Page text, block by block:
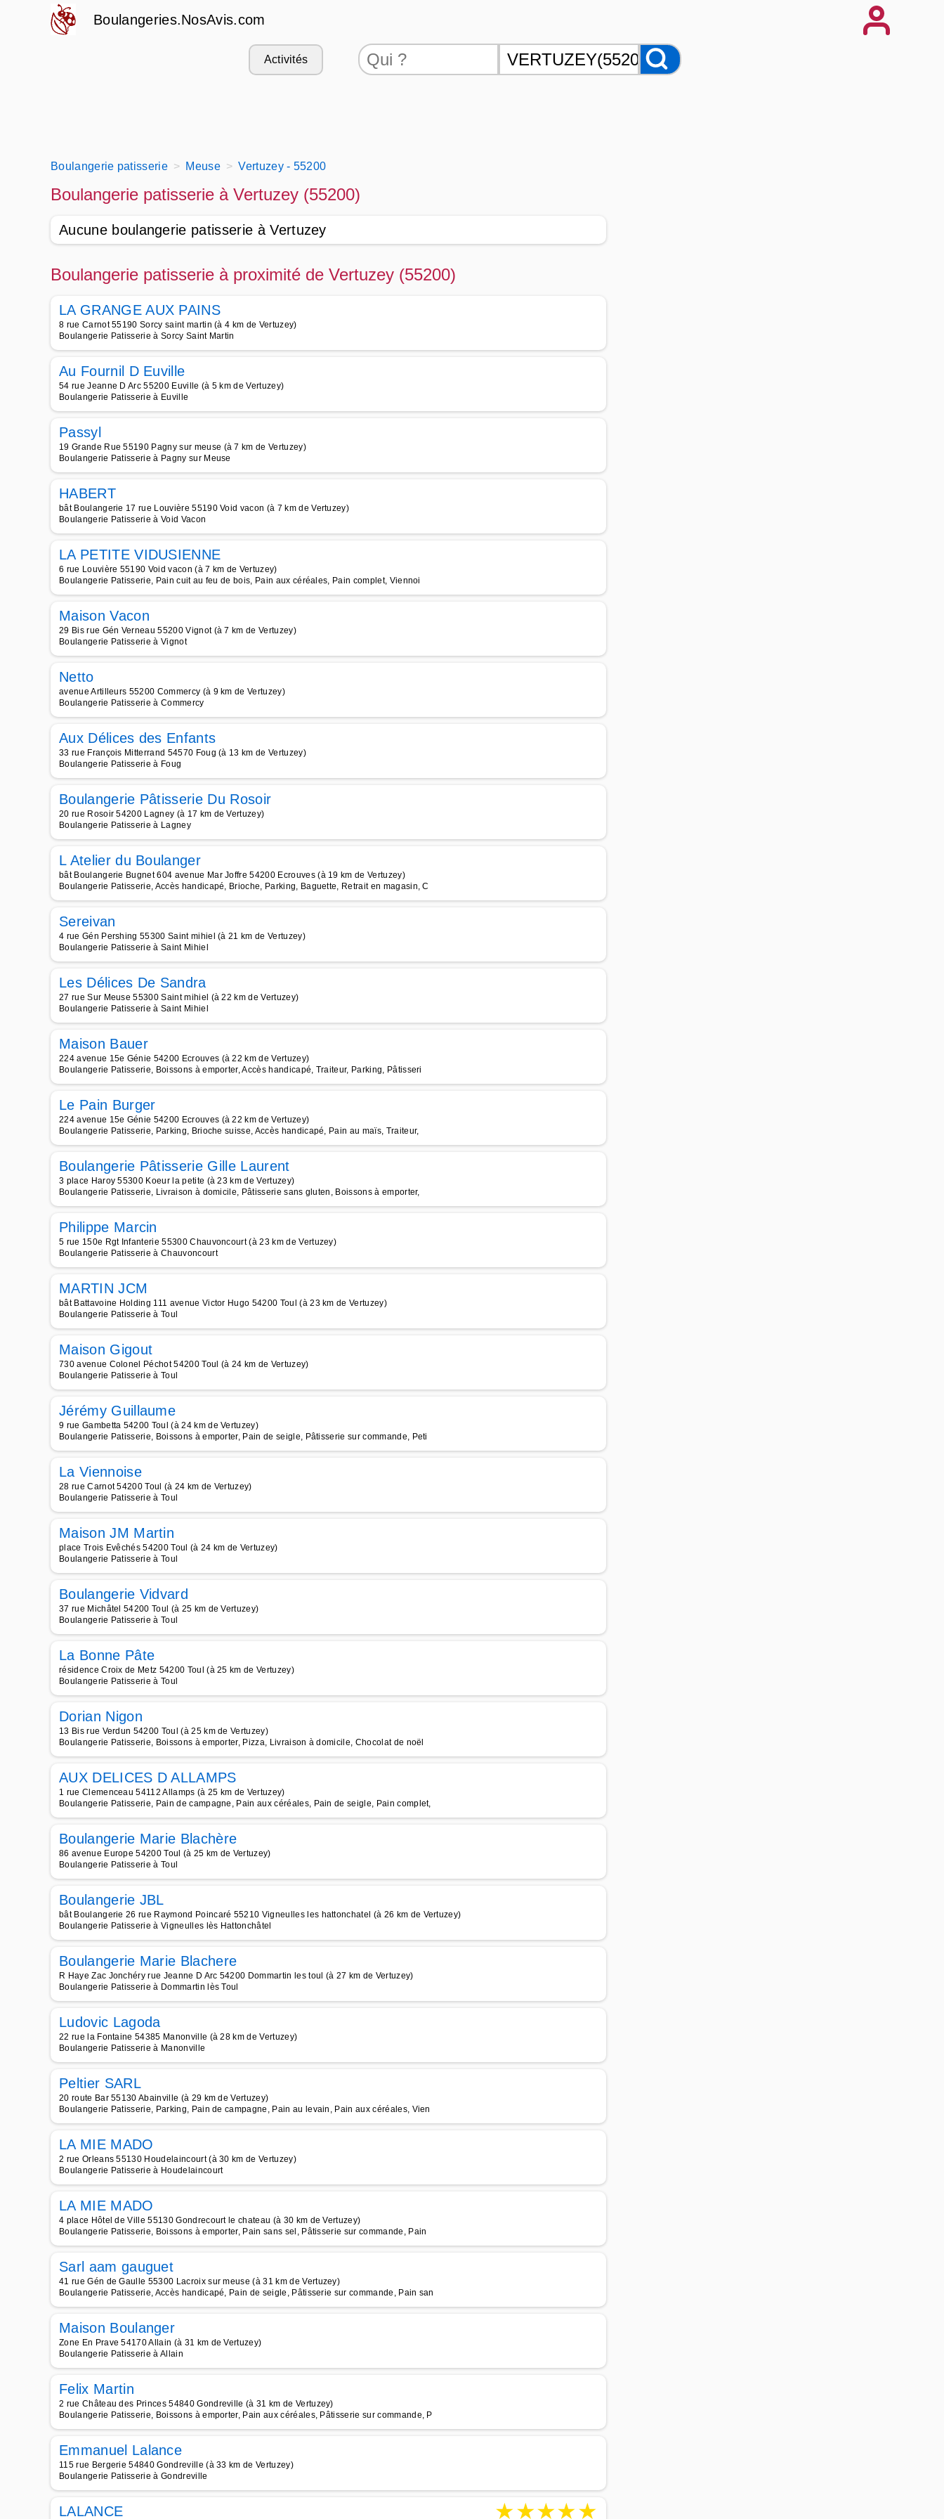
Boulangeries.NosAvis.com
Activités
Boulangerie patisserie Meuse Vertuzey - 55200
Boulangerie patisserie à Vertuzey (55200)
Aucune boulangerie patisserie à Vertuzey
Boulangerie patisserie à proximité de Vertuzey (55200)
LA GRANGE AUX PAINS
8 rue Carnot 55190 Sorcy saint martin (à 4 km de Vertuzey)
Boulangerie Patisserie à Sorcy Saint Martin
Au Fournil D Euville
54 rue Jeanne D Arc 55200 Euville (à 5 km de Vertuzey)
Boulangerie Patisserie à Euville
Passyl
19 Grande Rue 55190 Pagny sur meuse (à 7 km de Vertuzey)
Boulangerie Patisserie à Pagny sur Meuse
HABERT
bât Boulangerie 17 rue Louvière 55190 Void vacon (à 7 km de Vertuzey)
Boulangerie Patisserie à Void Vacon
LA PETITE VIDUSIENNE
6 rue Louvière 55190 Void vacon (à 7 km de Vertuzey)
Boulangerie Patisserie, Pain cuit au feu de bois, Pain aux céréales, Pain complet, Viennoi
Maison Vacon
29 Bis rue Gén Verneau 55200 Vignot (à 7 km de Vertuzey)
Boulangerie Patisserie à Vignot
Netto
avenue Artilleurs 55200 Commercy (à 9 km de Vertuzey)
Boulangerie Patisserie à Commercy
Aux Délices des Enfants
33 rue François Mitterrand 54570 Foug (à 13 km de Vertuzey)
Boulangerie Patisserie à Foug
Boulangerie Pâtisserie Du Rosoir
20 rue Rosoir 54200 Lagney (à 17 km de Vertuzey)
Boulangerie Patisserie à Lagney
L Atelier du Boulanger
bât Boulangerie Bugnet 604 avenue Mar Joffre 54200 Ecrouves (à 19 km de Vertuzey)
Boulangerie Patisserie, Accès handicapé, Brioche, Parking, Baguette, Retrait en magasin, C
Sereivan
4 rue Gén Pershing 55300 Saint mihiel (à 21 km de Vertuzey)
Boulangerie Patisserie à Saint Mihiel
Les Délices De Sandra
27 rue Sur Meuse 55300 Saint mihiel (à 22 km de Vertuzey)
Boulangerie Patisserie à Saint Mihiel
Maison Bauer
224 avenue 15e Génie 54200 Ecrouves (à 22 km de Vertuzey)
Boulangerie Patisserie, Boissons à emporter, Accès handicapé, Traiteur, Parking, Pâtisseri
Le Pain Burger
224 avenue 15e Génie 54200 Ecrouves (à 22 km de Vertuzey)
Boulangerie Patisserie, Parking, Brioche suisse, Accès handicapé, Pain au maïs, Traiteur,
Boulangerie Pâtisserie Gille Laurent
3 place Haroy 55300 Koeur la petite (à 23 km de Vertuzey)
Boulangerie Patisserie, Livraison à domicile, Pâtisserie sans gluten, Boissons à emporter,
Philippe Marcin
5 rue 150e Rgt Infanterie 55300 Chauvoncourt (à 23 km de Vertuzey)
Boulangerie Patisserie à Chauvoncourt
MARTIN JCM
bât Battavoine Holding 111 avenue Victor Hugo 54200 Toul (à 23 km de Vertuzey)
Boulangerie Patisserie à Toul
Maison Gigout
730 avenue Colonel Péchot 54200 Toul (à 24 km de Vertuzey)
Boulangerie Patisserie à Toul
Jérémy Guillaume
9 rue Gambetta 54200 Toul (à 24 km de Vertuzey)
Boulangerie Patisserie, Boissons à emporter, Pain de seigle, Pâtisserie sur commande, Peti
La Viennoise
28 rue Carnot 54200 Toul (à 24 km de Vertuzey)
Boulangerie Patisserie à Toul
Maison JM Martin
place Trois Evêchés 54200 Toul (à 24 km de Vertuzey)
Boulangerie Patisserie à Toul
Boulangerie Vidvard
37 rue Michâtel 54200 Toul (à 25 km de Vertuzey)
Boulangerie Patisserie à Toul
La Bonne Pâte
résidence Croix de Metz 54200 Toul (à 25 km de Vertuzey)
Boulangerie Patisserie à Toul
Dorian Nigon
13 Bis rue Verdun 54200 Toul (à 25 km de Vertuzey)
Boulangerie Patisserie, Boissons à emporter, Pizza, Livraison à domicile, Chocolat de noël
AUX DELICES D ALLAMPS
1 rue Clemenceau 54112 Allamps (à 25 km de Vertuzey)
Boulangerie Patisserie, Pain de campagne, Pain aux céréales, Pain de seigle, Pain complet,
Boulangerie Marie Blachère
86 avenue Europe 54200 Toul (à 25 km de Vertuzey)
Boulangerie Patisserie à Toul
Boulangerie JBL
bât Boulangerie 26 rue Raymond Poincaré 55210 Vigneulles les hattonchatel (à 26 km de Vertuzey)
Boulangerie Patisserie à Vigneulles lès Hattonchâtel
Boulangerie Marie Blachere
R Haye Zac Jonchéry rue Jeanne D Arc 54200 Dommartin les toul (à 27 km de Vertuzey)
Boulangerie Patisserie à Dommartin lès Toul
Ludovic Lagoda
22 rue la Fontaine 54385 Manonville (à 28 km de Vertuzey)
Boulangerie Patisserie à Manonville
Peltier SARL
20 route Bar 55130 Abainville (à 29 km de Vertuzey)
Boulangerie Patisserie, Parking, Pain de campagne, Pain au levain, Pain aux céréales, Vien
LA MIE MADO
2 rue Orleans 55130 Houdelaincourt (à 30 km de Vertuzey)
Boulangerie Patisserie à Houdelaincourt
LA MIE MADO
4 place Hôtel de Ville 55130 Gondrecourt le chateau (à 30 km de Vertuzey)
Boulangerie Patisserie, Boissons à emporter, Pain sans sel, Pâtisserie sur commande, Pain
Sarl aam gauguet
41 rue Gén de Gaulle 55300 Lacroix sur meuse (à 31 km de Vertuzey)
Boulangerie Patisserie, Accès handicapé, Pain de seigle, Pâtisserie sur commande, Pain san
Maison Boulanger
Zone En Prave 54170 Allain (à 31 km de Vertuzey)
Boulangerie Patisserie à Allain
Felix Martin
2 rue Château des Princes 54840 Gondreville (à 31 km de Vertuzey)
Boulangerie Patisserie, Boissons à emporter, Pain aux céréales, Pâtisserie sur commande, P
Emmanuel Lalance
115 rue Bergerie 54840 Gondreville (à 33 km de Vertuzey)
Boulangerie Patisserie à Gondreville
LALANCE ★★★★★